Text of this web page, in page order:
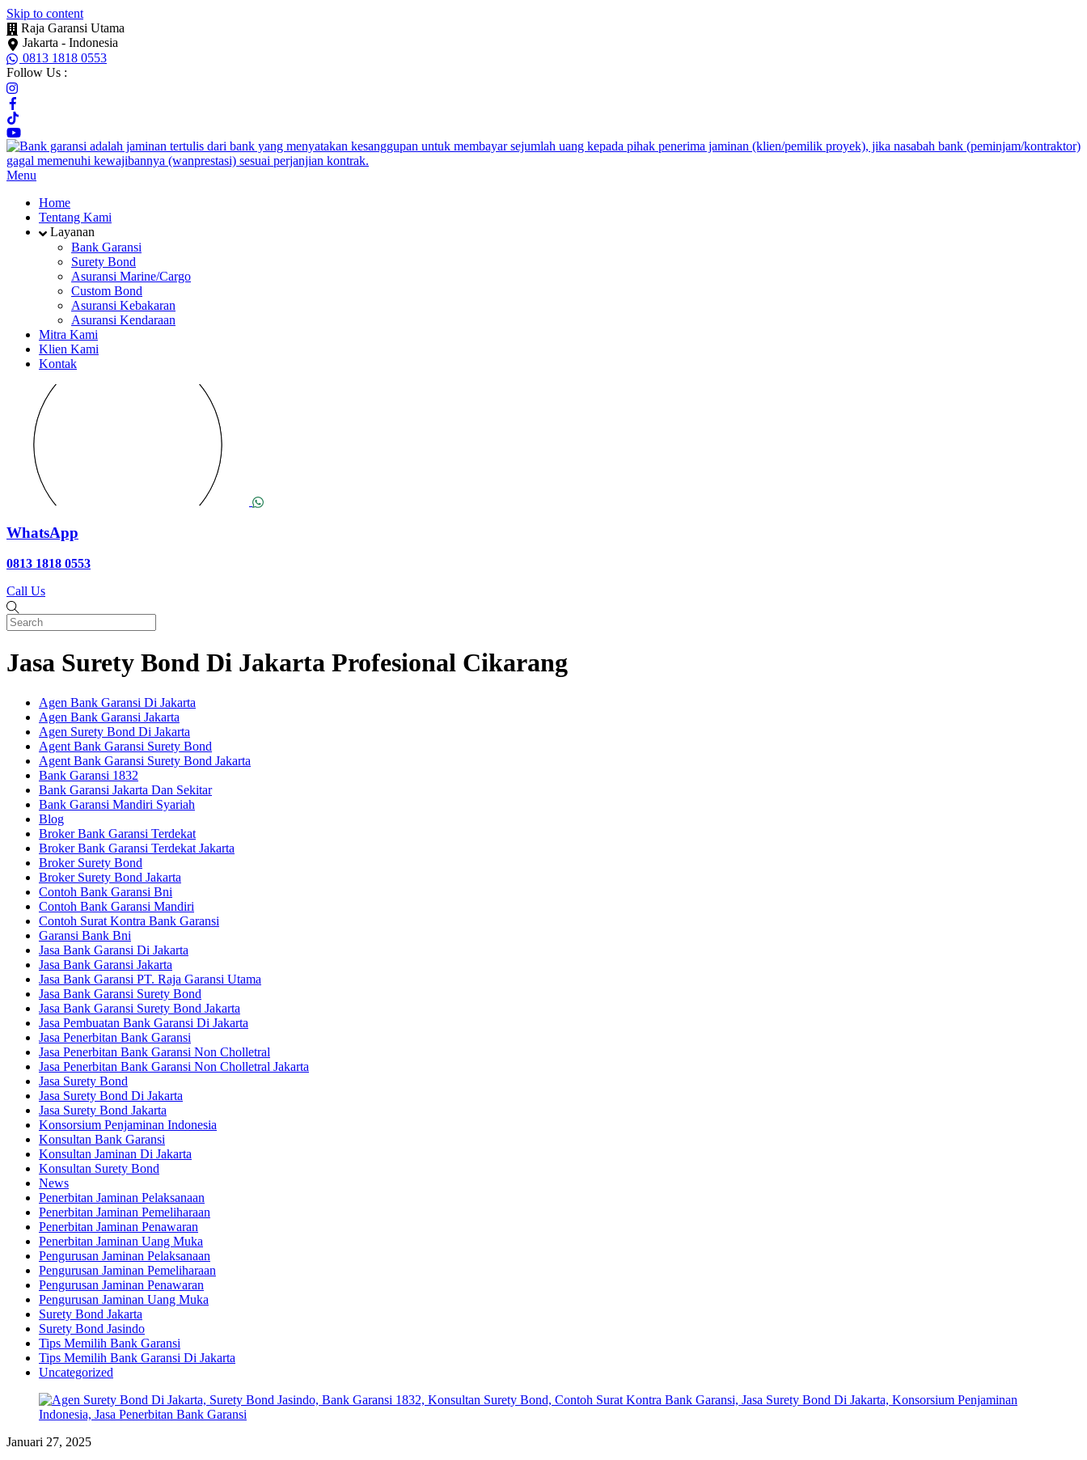
Skip to content
Raja Garansi Utama
Jakarta - Indonesia
0813 1818 0553
Follow Us :
Menu
Home
Tentang Kami
Layanan
Bank Garansi
Surety Bond
Asuransi Marine/Cargo
Custom Bond
Asuransi Kebakaran
Asuransi Kendaraan
Mitra Kami
Klien Kami
Kontak
WhatsApp
0813 1818 0553
Call Us
Jasa Surety Bond Di Jakarta Profesional Cikarang
Agen Bank Garansi Di Jakarta
Agen Bank Garansi Jakarta
Agen Surety Bond Di Jakarta
Agent Bank Garansi Surety Bond
Agent Bank Garansi Surety Bond Jakarta
Bank Garansi 1832
Bank Garansi Jakarta Dan Sekitar
Bank Garansi Mandiri Syariah
Blog
Broker Bank Garansi Terdekat
Broker Bank Garansi Terdekat Jakarta
Broker Surety Bond
Broker Surety Bond Jakarta
Contoh Bank Garansi Bni
Contoh Bank Garansi Mandiri
Contoh Surat Kontra Bank Garansi
Garansi Bank Bni
Jasa Bank Garansi Di Jakarta
Jasa Bank Garansi Jakarta
Jasa Bank Garansi PT. Raja Garansi Utama
Jasa Bank Garansi Surety Bond
Jasa Bank Garansi Surety Bond Jakarta
Jasa Pembuatan Bank Garansi Di Jakarta
Jasa Penerbitan Bank Garansi
Jasa Penerbitan Bank Garansi Non Cholletral
Jasa Penerbitan Bank Garansi Non Cholletral Jakarta
Jasa Surety Bond
Jasa Surety Bond Di Jakarta
Jasa Surety Bond Jakarta
Konsorsium Penjaminan Indonesia
Konsultan Bank Garansi
Konsultan Jaminan Di Jakarta
Konsultan Surety Bond
News
Penerbitan Jaminan Pelaksanaan
Penerbitan Jaminan Pemeliharaan
Penerbitan Jaminan Penawaran
Penerbitan Jaminan Uang Muka
Pengurusan Jaminan Pelaksanaan
Pengurusan Jaminan Pemeliharaan
Pengurusan Jaminan Penawaran
Pengurusan Jaminan Uang Muka
Surety Bond Jakarta
Surety Bond Jasindo
Tips Memilih Bank Garansi
Tips Memilih Bank Garansi Di Jakarta
Uncategorized
Januari 27, 2025